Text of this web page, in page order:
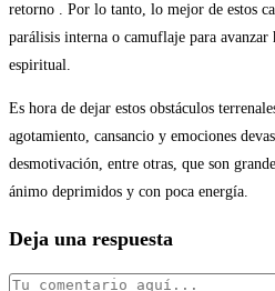
retorno . Por lo tanto, lo mejor de estos
parálisis interna o camuflaje para avanzar
espiritual.
Es hora de dejar estos obstáculos
agotamiento, cansancio y emociones
desmotivación, entre otras, que son
ánimo deprimidos y con poca energía.
Deja una respuesta